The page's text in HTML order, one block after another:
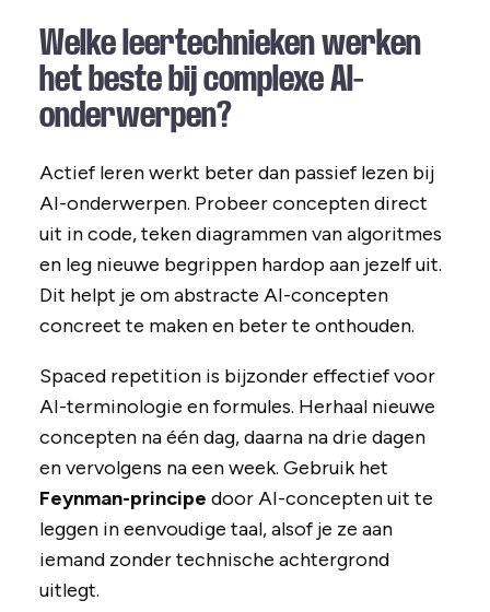
Welke leertechnieken werken
het beste bij complexe AI-
onderwerpen?
Actief leren werkt beter dan passief lezen bij
AI-onderwerpen. Probeer concepten direct
uit in code, teken diagrammen van algoritmes
en leg nieuwe begrippen hardop aan jezelf uit.
Dit helpt je om abstracte AI-concepten
concreet te maken en beter te onthouden.
Spaced repetition is bijzonder effectief voor
AI-terminologie en formules. Herhaal nieuwe
concepten na één dag, daarna na drie dagen
en vervolgens na een week. Gebruik het
Feynman-principe door AI-concepten uit te
leggen in eenvoudige taal, alsof je ze aan
iemand zonder technische achtergrond
uitlegt.